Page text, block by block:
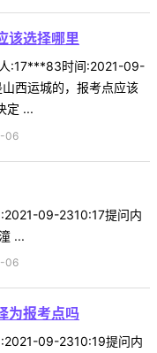
该选择哪里
:17***83时间:2021-09-
西运城的，报考点应该
定 ...
06
09-2310:17提问内
...
06
为报考点吗
09-2310:19提问内